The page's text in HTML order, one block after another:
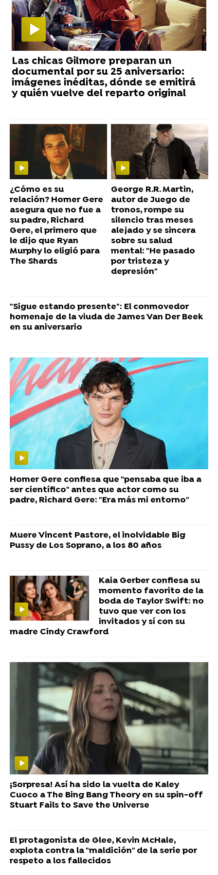
Las chicas Gilmore preparan un
documental por su 25 aniversario:
imágenes inéditas, dónde se emitirá
y quién vuelve del reparto original
¿Cómo es su
relación? Homer Gere
asegura que no fue a
su padre, Richard
Gere, el primero que
le dijo que Ryan
Murphy lo eligió para
The Shards
George R.R. Martin,
autor de Juego de
tronos, rompe su
silencio tras meses
alejado y se sincera
sobre su salud
mental: "He pasado
por tristeza y
depresión"
"Sigue estando presente": El conmovedor
homenaje de la viuda de James Van Der Beek
en su aniversario
Homer Gere confiesa que "pensaba que iba a
ser científico" antes que actor como su
padre, Richard Gere: "Era más mi entorno"
Muere Vincent Pastore, el inolvidable Big
Pussy de Los Soprano, a los 80 años
Kaia Gerber confiesa su
momento favorito de la
boda de Taylor Swift: no
tuvo que ver con los
invitados y sí con su
madre Cindy Crawford
¡Sorpresa! Así ha sido la vuelta de Kaley
Cuoco a The Bing Bang Theory en su spin-off
Stuart Fails to Save the Universe
El protagonista de Glee, Kevin McHale,
explota contra la "maldición" de la serie por
respeto a los fallecidos